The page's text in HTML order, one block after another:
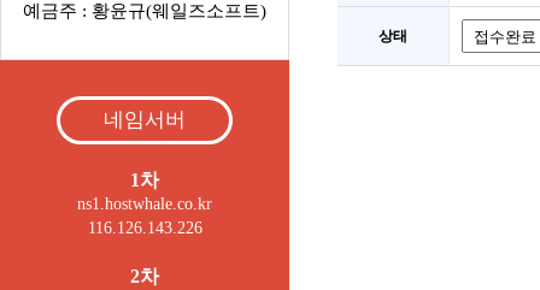
예금주 : 황윤규(웨일즈소프트)
네임서버
1차
ns1.hostwhale.co.kr
116.126.143.226
2차
상태